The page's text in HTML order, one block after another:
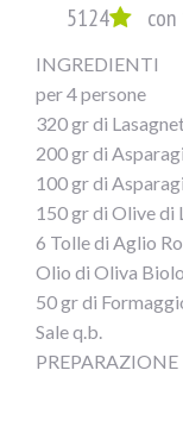
5124
INGREDIENTI
per 4 persone
320 gr di
200 gr di
100 gr di
150 gr di Olive di
6 Tolle di Aglio
Olio di Oliva
50 gr di
Sale q.b.
PREPARAZIONE
Oliva, le Tolle di